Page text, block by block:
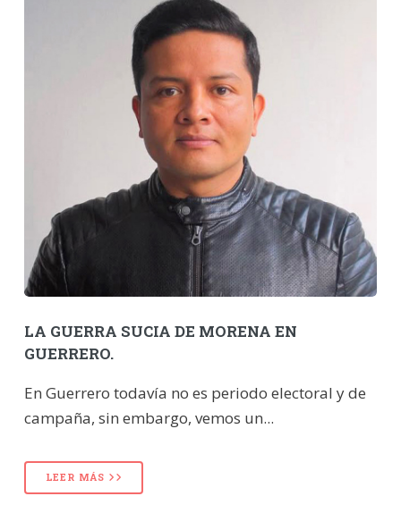
LA GUERRA SUCIA DE MORENA EN
GUERRERO.
En Guerrero todavía no es periodo electoral y de
campaña, sin embargo, vemos un...
LEER MÁS